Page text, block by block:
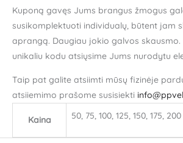
Kuponą gavęs Jums brangus žmogus
susikomplektuoti individualų, būtent jam
aprangą. Daugiau jokio galvos skausmo.
unikaliu kodu atsiųsime Jums nurodytu
Taip pat galite atsiimti mūsų fizinėje
atsiiemimo prašome susisiekti
Kaina 50, 75, 100, 125, 150, 175, 200